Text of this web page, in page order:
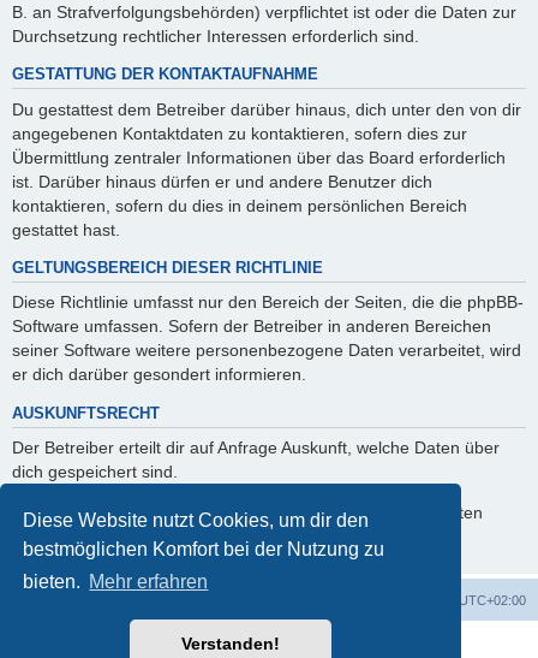
Diese Website nutzt Cookies, um dir den
bestmöglichen Komfort bei der Nutzung zu
bieten. Mehr erfahren
Verstanden!
B. an Strafverfolgungsbehörden) verpflichtet ist oder die Daten zur
Durchsetzung rechtlicher Interessen erforderlich sind.
GESTATTUNG DER KONTAKTAUFNAHME
Du gestattest dem Betreiber darüber hinaus, dich unter den von dir
angegebenen Kontaktdaten zu kontaktieren, sofern dies zur
Übermittlung zentraler Informationen über das Board erforderlich
ist. Darüber hinaus dürfen er und andere Benutzer dich
kontaktieren, sofern du dies in deinem persönlichen Bereich
gestattet hast.
GELTUNGSBEREICH DIESER RICHTLINIE
Diese Richtlinie umfasst nur den Bereich der Seiten, die die phpBB-
Software umfassen. Sofern der Betreiber in anderen Bereichen
seiner Software weitere personenbezogene Daten verarbeitet, wird
er dich darüber gesondert informieren.
AUSKUNFTSRECHT
Der Betreiber erteilt dir auf Anfrage Auskunft, welche Daten über
dich gespeichert sind.
Du kannst jederzeit die Löschung bzw. Sperrung deiner Daten
verlangen. Kontaktiere hierzu bitte den Betreiber.
UTC+02:00
Powered byphpBB® Forum Software © phpBB Limited